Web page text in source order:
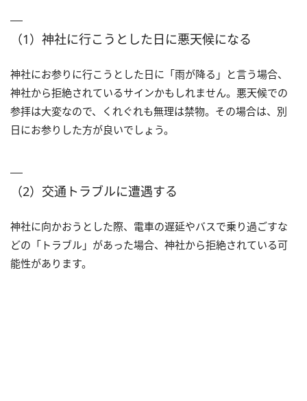
（1）神社に行こうとした日に悪天候になる
神社にお参りに行こうとした日に「雨が降る」と言う場合、
神社から拒絶されているサインかもしれません。悪天候での
参拝は大変なので、くれぐれも無理は禁物。その場合は、別
日にお参りした方が良いでしょう。
（2）交通トラブルに遭遇する
神社に向かおうとした際、電車の遅延やバスで乗り過ごすな
どの「トラブル」があった場合、神社から拒絶されている可
能性があります。